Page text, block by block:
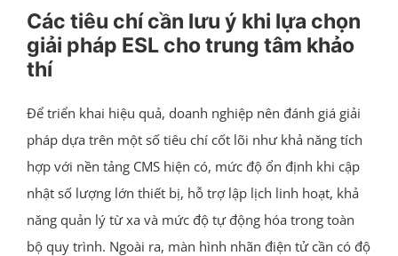
Các tiêu chí cần lưu ý khi lựa chọn
giải pháp ESL cho trung tâm khảo
thí
Để triển khai hiệu quả, doanh nghiệp nên đánh giá giải
pháp dựa trên một số tiêu chí cốt lõi như khả năng tích
hợp với nền tảng CMS hiện có, mức độ ổn định khi cập
nhật số lượng lớn thiết bị, hỗ trợ lập lịch linh hoạt, khả
năng quản lý từ xa và mức độ tự động hóa trong toàn
bộ quy trình. Ngoài ra, màn hình nhãn điện tử cần có độ